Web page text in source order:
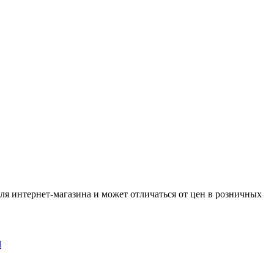
интернет-магазина и может отличаться от цен в розничных